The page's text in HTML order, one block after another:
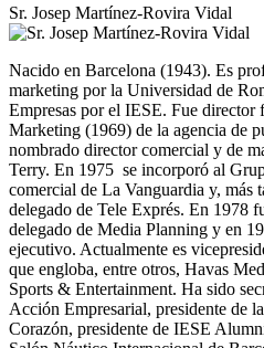
Sr. Josep Martínez-Rovira Vidal
Nacido en Barcelona (1943). Es
marketing por la Universidad de
Empresas por el IESE. Fue
Marketing (1969) de la agencia de
nombrado director comercial y de
Terry. En 1975 se incorporó al
comercial de La Vanguardia y, más
delegado de Tele Exprés. En 1978
delegado de Media Planning y en
ejecutivo. Actualmente es
que engloba, entre otros, Havas
Sports & Entertainment. Ha sido
Acción Empresarial, presidente de
Corazón, presidente de IESE